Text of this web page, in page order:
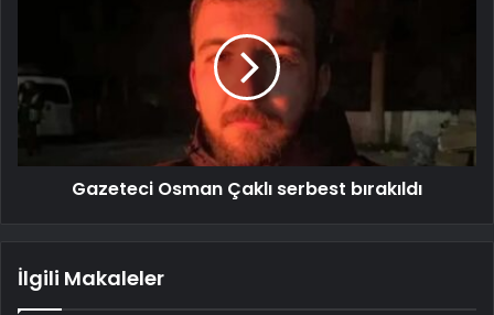
Gazeteci Osman Çaklı serbest bırakıldı
İlgili Makaleler